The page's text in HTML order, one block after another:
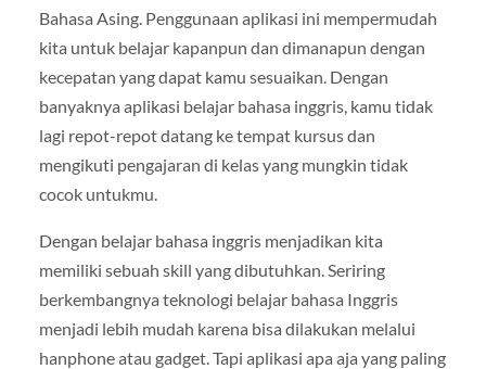
Bahasa Asing. Penggunaan aplikasi ini mempermudah
kita untuk belajar kapanpun dan dimanapun dengan
kecepatan yang dapat kamu sesuaikan. Dengan
banyaknya aplikasi belajar bahasa inggris, kamu tidak
lagi repot-repot datang ke tempat kursus dan
mengikuti pengajaran di kelas yang mungkin tidak
cocok untukmu.
Dengan belajar bahasa inggris menjadikan kita
memiliki sebuah skill yang dibutuhkan. Seriring
berkembangnya teknologi belajar bahasa Inggris
menjadi lebih mudah karena bisa dilakukan melalui
hanphone atau gadget. Tapi aplikasi apa aja yang paling